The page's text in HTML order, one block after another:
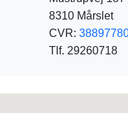
8310 Mårslet
CVR:
Tlf. 29260718